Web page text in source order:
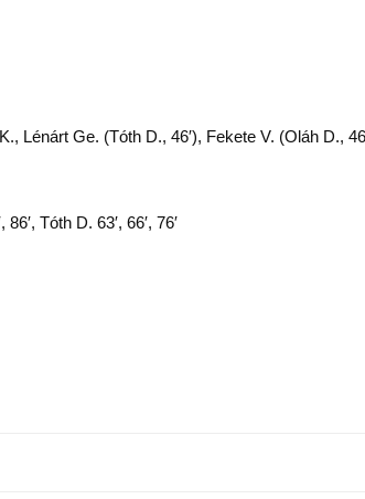
Ge. (Tóth D., 46′), Fekete V. (Oláh D.,
Tóth D. 63′, 66′, 76′